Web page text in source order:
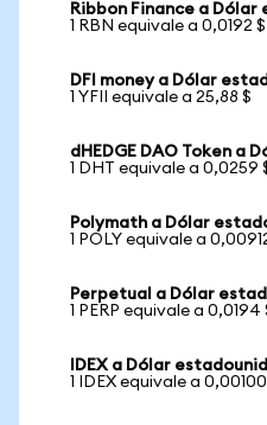
Ribbon Finance a
1 RBN equivale a 0,0192 $
DFI money a Dólar
1 YFII equivale a 25,88 $
dHEDGE DAO Token a
1 DHT equivale a 0,0259
Polymath a Dólar
1 POLY equivale a
Perpetual a Dólar
1 PERP equivale a 0,0194
IDEX a Dólar
1 IDEX equivale a